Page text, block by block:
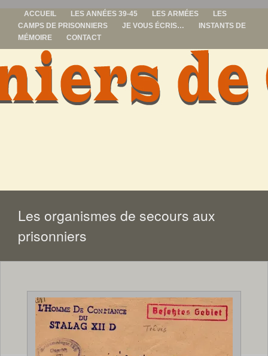
ACCUEIL LES ANNÉES 39-45 LES ARMÉES
LES
CAMPS DE PRISONNIERS
JE VOUS ÉCRIS…
INSTANTS DE
MÉMOIRE
CONTACT
prisonniers de
Les organismes de secours aux
prisonniers